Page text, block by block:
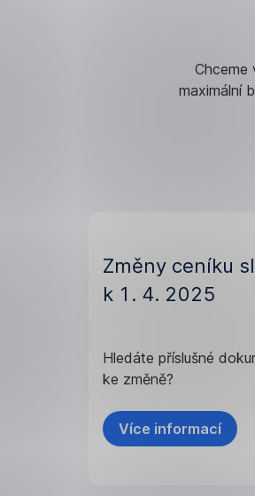
Chceme
maximální
Změny ceníku
k 1. 4. 2025
Hledáte příslušné
ke změně?
Více informací